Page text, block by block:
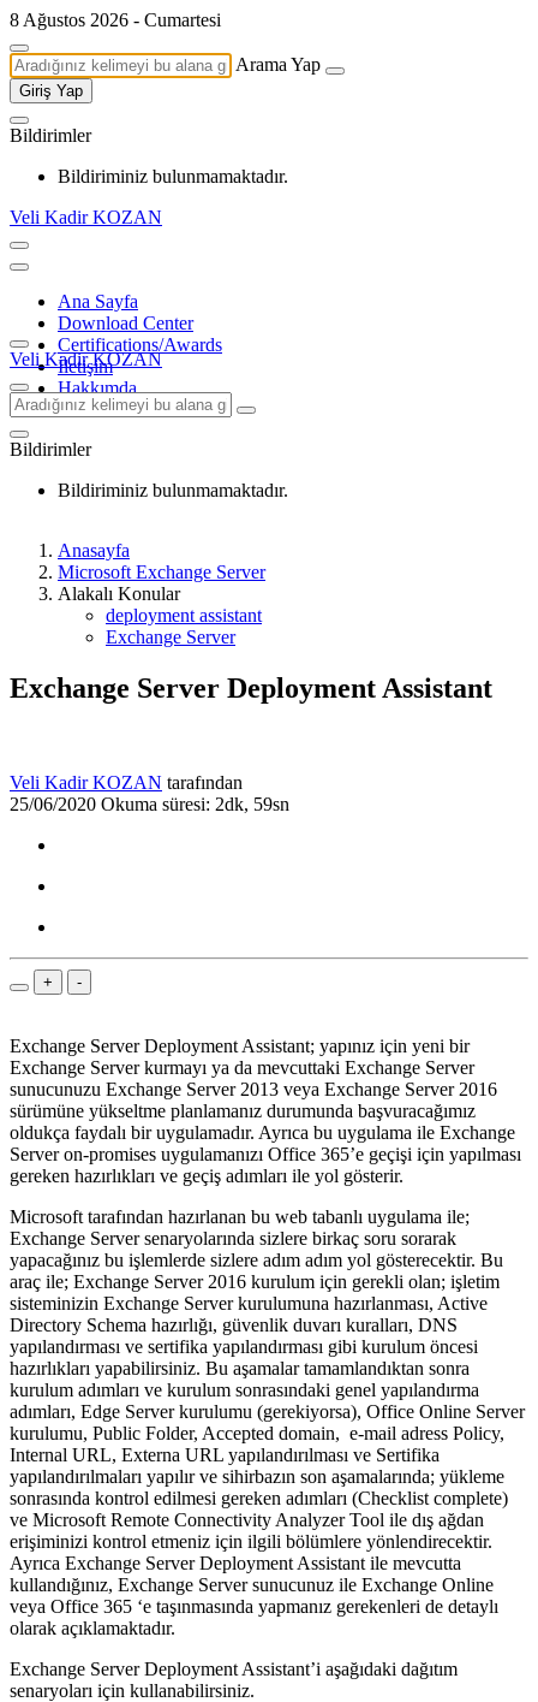
8 Ağustos 2026 - Cumartesi
Arama Yap
Giriş Yap
Bildirimler
Bildiriminiz bulunmamaktadır.
Veli Kadir KOZAN
Ana Sayfa
Download Center
Certifications/Awards
İletişim
Hakkımda
Veli Kadir KOZAN
Bildirimler
Bildiriminiz bulunmamaktadır.
Anasayfa
Microsoft Exchange Server
Alakalı Konular
deployment assistant
Exchange Server
Exchange Server Deployment Assistant
Veli Kadir KOZAN tarafından
25/06/2020 Okuma süresi: 2dk, 59sn
+ -
Exchange Server Deployment Assistant; yapınız için yeni bir
Exchange Server kurmayı ya da mevcuttaki Exchange Server
sunucunuzu Exchange Server 2013 veya Exchange Server 2016
sürümüne yükseltme planlamanız durumunda başvuracağımız
oldukça faydalı bir uygulamadır. Ayrıca bu uygulama ile Exchange
Server on-promises uygulamanızı Office 365’e geçişi için yapılması
gereken hazırlıkları ve geçiş adımları ile yol gösterir.
Microsoft tarafından hazırlanan bu web tabanlı uygulama ile;
Exchange Server senaryolarında sizlere birkaç soru sorarak
yapacağınız bu işlemlerde sizlere adım adım yol gösterecektir. Bu
araç ile; Exchange Server 2016 kurulum için gerekli olan; işletim
sisteminizin Exchange Server kurulumuna hazırlanması, Active
Directory Schema hazırlığı, güvenlik duvarı kuralları, DNS
yapılandırması ve sertifika yapılandırması gibi kurulum öncesi
hazırlıkları yapabilirsiniz. Bu aşamalar tamamlandıktan sonra
kurulum adımları ve kurulum sonrasındaki genel yapılandırma
adımları, Edge Server kurulumu (gerekiyorsa), Office Online Server
kurulumu, Public Folder, Accepted domain, e-mail adress Policy,
Internal URL, Externa URL yapılandırılması ve Sertifika
yapılandırılmaları yapılır ve sihirbazın son aşamalarında; yükleme
sonrasında kontrol edilmesi gereken adımları (Checklist complete)
ve Microsoft Remote Connectivity Analyzer Tool ile dış ağdan
erişiminizi kontrol etmeniz için ilgili bölümlere yönlendirecektir.
Ayrıca Exchange Server Deployment Assistant ile mevcutta
kullandığınız, Exchange Server sunucunuz ile Exchange Online
veya Office 365 ‘e taşınmasında yapmanız gerekenleri de detaylı
olarak açıklamaktadır.
Exchange Server Deployment Assistant’i aşağıdaki dağıtım
senaryoları için kullanabilirsiniz.